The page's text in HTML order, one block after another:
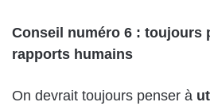
Conseil numéro 6 : toujours
rapports humains
On devrait toujours penser à